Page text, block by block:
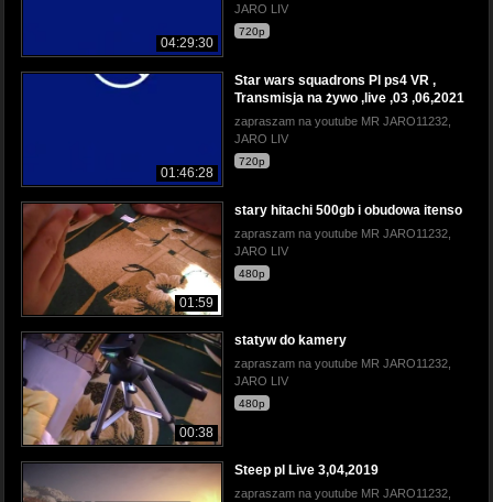
04:29:30
JARO LIV
720p
01:46:28
Star wars squadrons Pl ps4 VR ,
Transmisja na żywo ,live ,03 ,06,2021
zapraszam na youtube MR JARO11232,
JARO LIV
720p
01:59
stary hitachi 500gb i obudowa itenso
zapraszam na youtube MR JARO11232,
JARO LIV
480p
00:38
statyw do kamery
zapraszam na youtube MR JARO11232,
JARO LIV
480p
Steep pl Live 3,04,2019
zapraszam na youtube MR JARO11232,